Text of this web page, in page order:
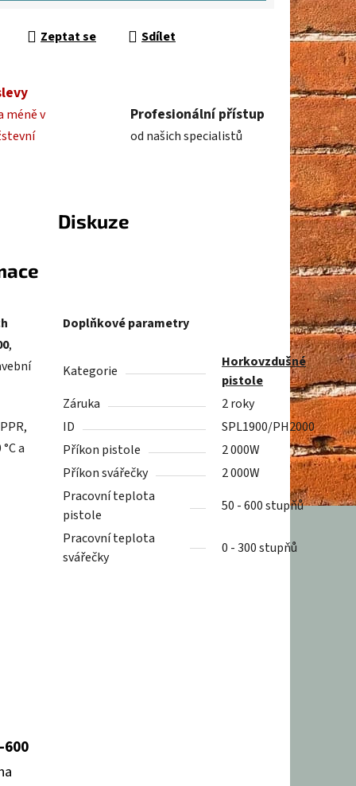
Zeptat se Sdílet
méně v
Profesionální přístup
od našich specialistů
Diskuze
,
a
Doplňkové parametry
Kategorie
Horkovzdušné
pistole
Záruka
2 roky
ID
SPL1900/PH2000
Příkon pistole
2 000W
Příkon svářečky
2 000W
Pracovní teplota
pistole
50 - 600 stupňů
Pracovní teplota
svářečky
0 - 300 stupňů